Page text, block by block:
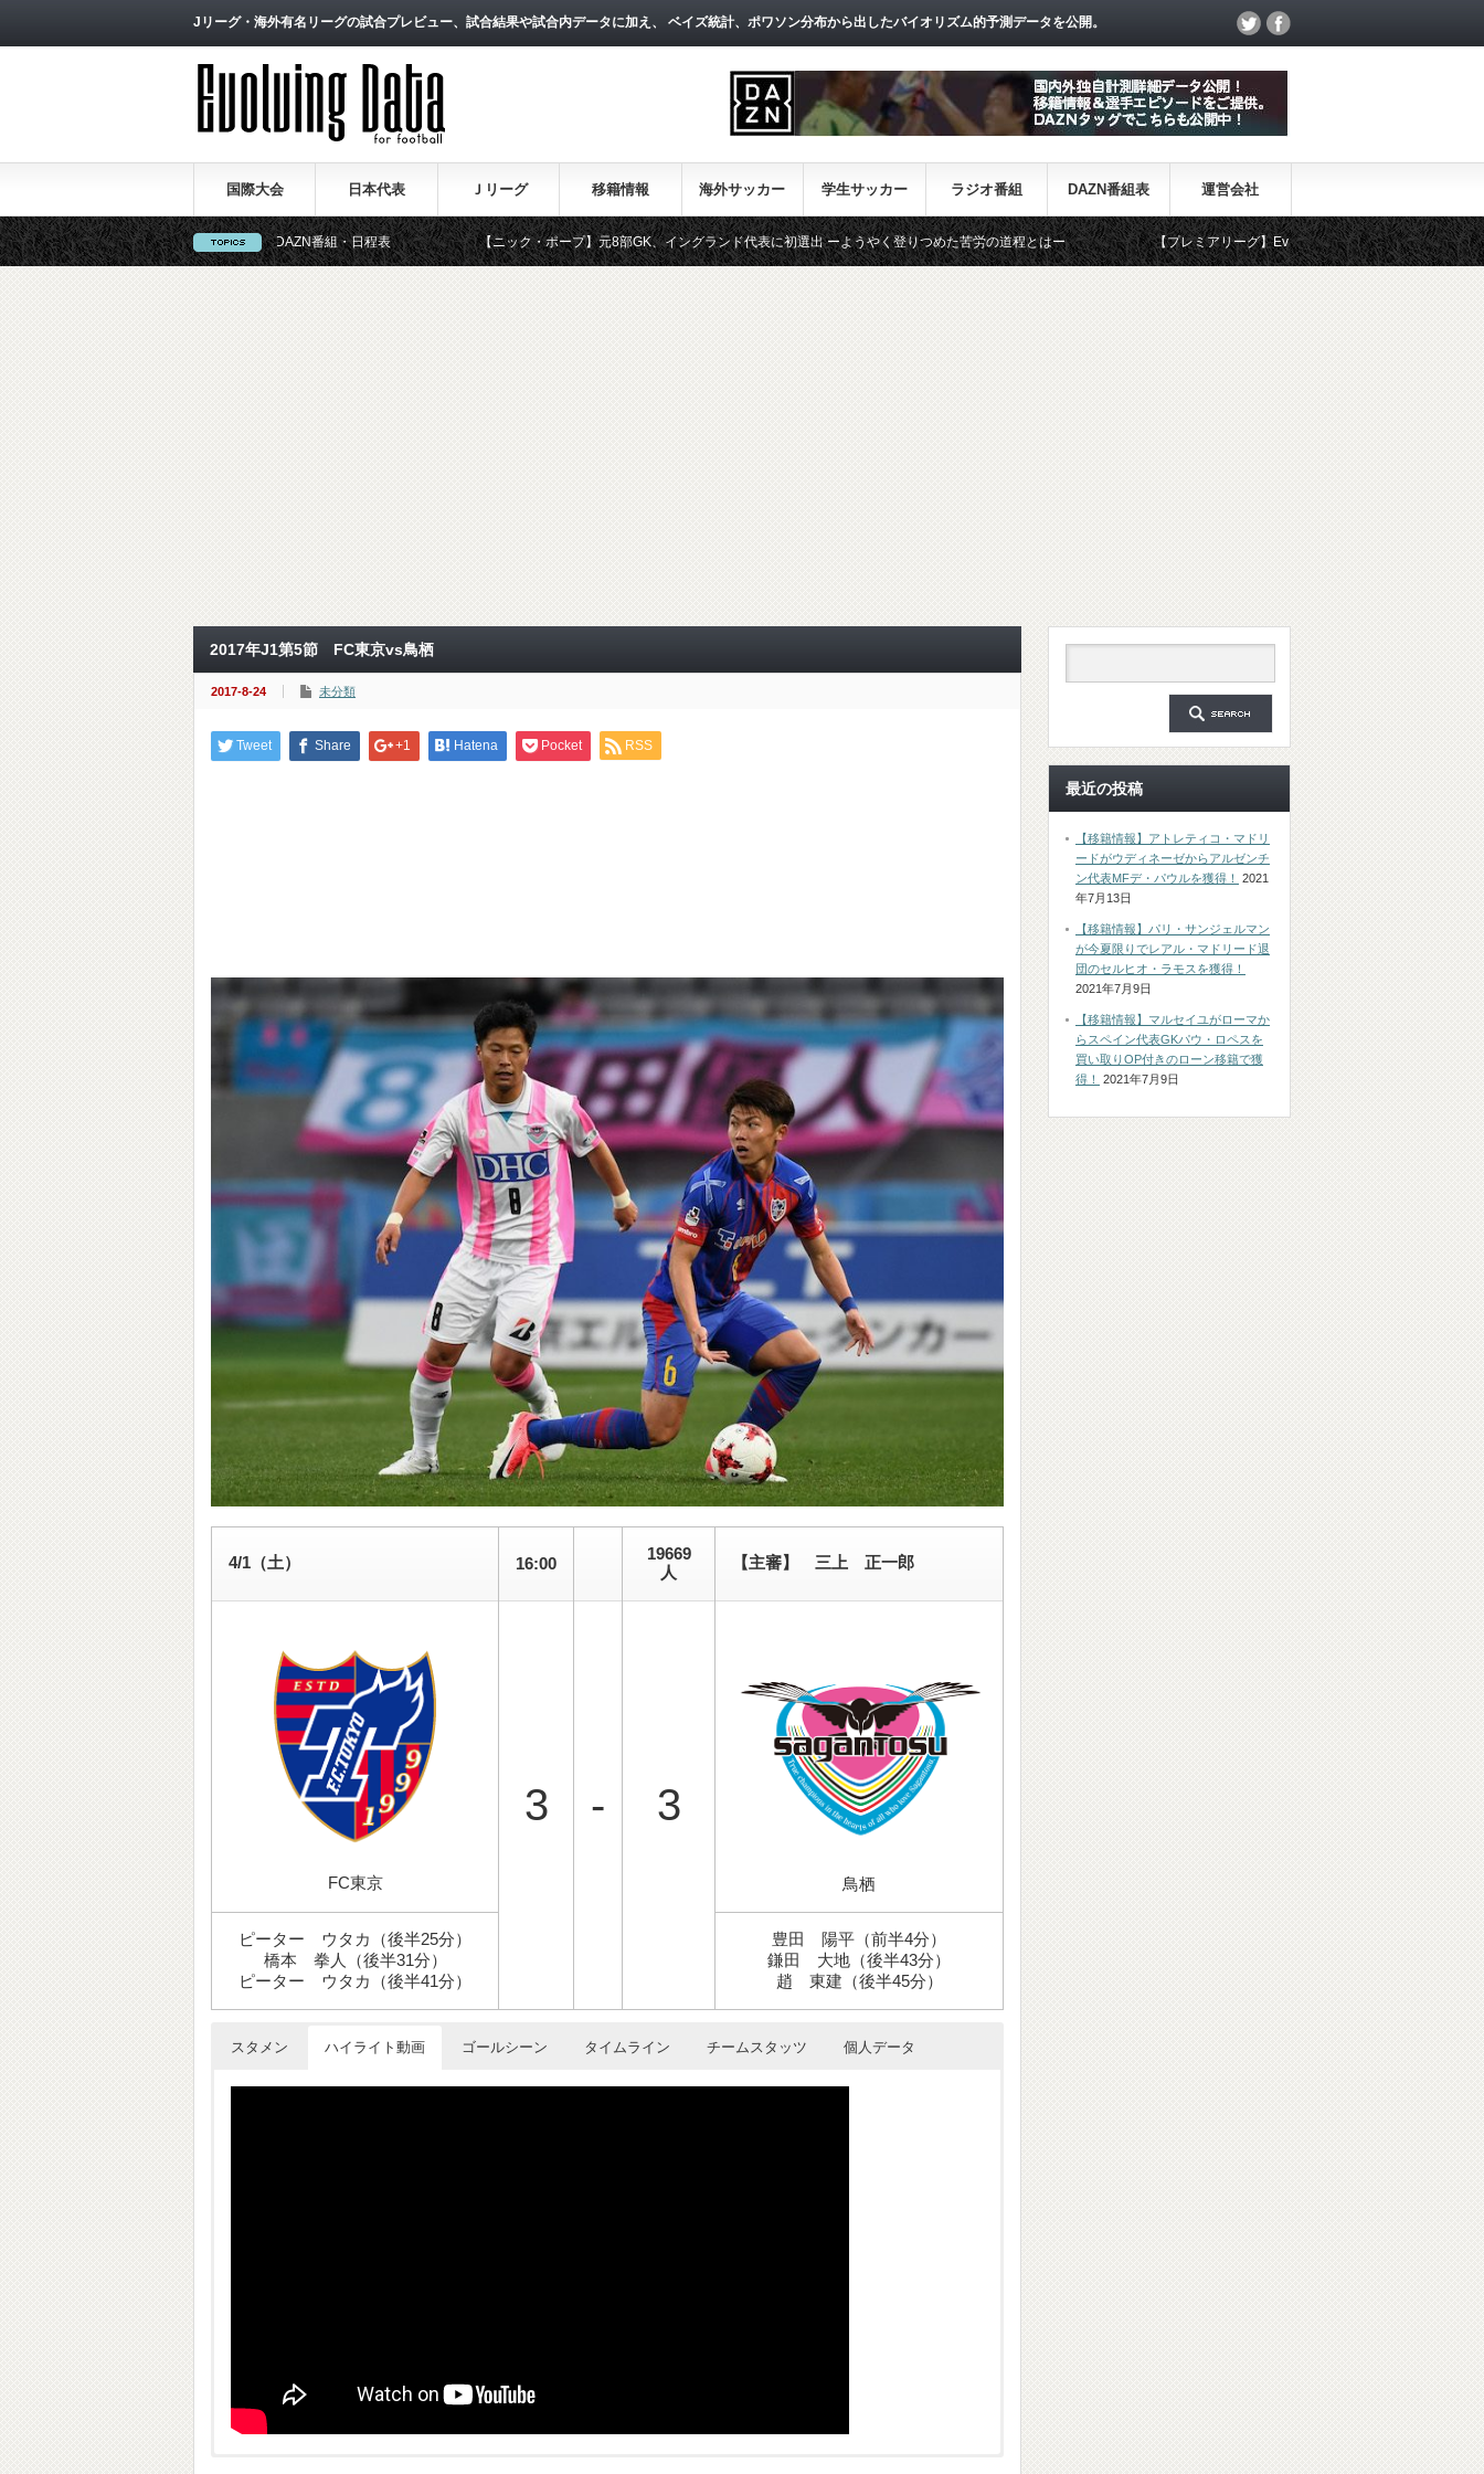
Jリーグ・海外有名リーグの試合プレビュー、試合結果や試合内データに加え、 ベイズ統計、ポワソン分布から出したバイオリズム的予測データを公開。
国際大会 日本代表 Ｊリーグ 移籍情報 海外サッカー 学生サッカー ラジオ番組 DAZN番組表 運営会社
＆新加入選手」 DAZN番組・日程表 【ニック・ポープ】元8部GK、イングランド代表に初選出 ーようやく登りつめた苦労の道程とはー 【プレミアリーグ】Evolving Data 厳選！各表彰＆ベストイレブン
2017年J1第5節 FC東京vs鳥栖
2017-8-24 未分類
Tweet Share +1 Hatena Pocket RSS
4/1（土） 16:00
19669
人
【主審】 三上 正一郎
FC東京
3 - 3
鳥栖
ピーター ウタカ（後半25分）
橋本 拳人（後半31分）
ピーター ウタカ（後半41分）
豊田 陽平（前半4分）
鎌田 大地（後半43分）
趙 東建（後半45分）
スタメン ハイライト動画 ゴールシーン タイムライン チームスタッツ 個人データ
最近の投稿
【移籍情報】アトレティコ・マドリ
ードがウディネーゼからアルゼンチ
ン代表MFデ・パウルを獲得！
2021
年7月13日
【移籍情報】パリ・サンジェルマン
が今夏限りでレアル・マドリード退
団のセルヒオ・ラモスを獲得！
2021年7月9日
【移籍情報】マルセイユがローマか
らスペイン代表GKパウ・ロペスを
買い取りOP付きのローン移籍で獲
得！
2021年7月9日